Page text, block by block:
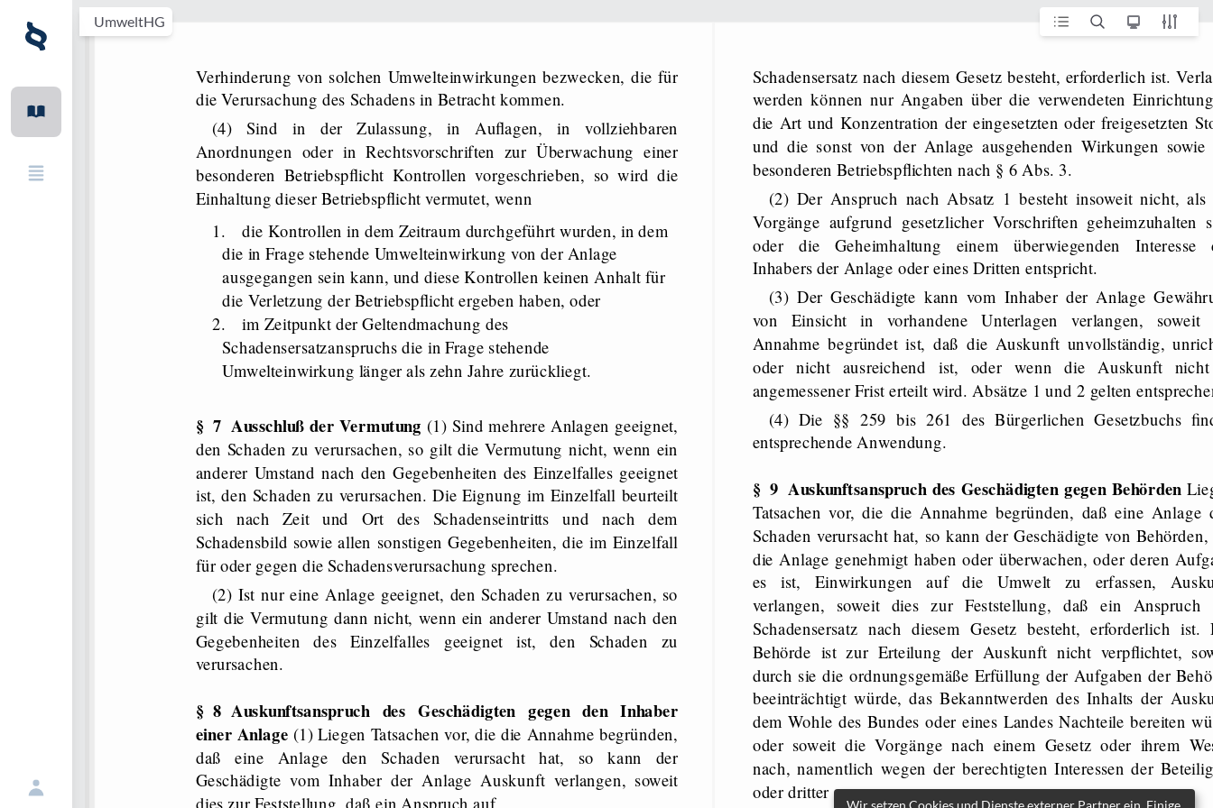
UmweltHG
Verhinderung von solchen Umwelteinwirkungen bezwecken, die für
die Verursachung des Schadens in Betracht kommen.
(4) Sind in der Zulassung, in Auflagen, in vollziehbaren
Anordnungen oder in Rechtsvorschriften zur Überwachung einer
besonderen Betriebspflicht Kontrollen vorgeschrieben, so wird die
Einhaltung dieser Betriebspflicht vermutet, wenn
1.
die Kontrollen in dem Zeitraum durchgeführt wurden, in dem
die in Frage stehende Umwelteinwirkung von der Anlage
ausgegangen sein kann, und diese Kontrollen keinen Anhalt für
die Verletzung der Betriebspflicht ergeben haben, oder
2. im Zeitpunkt der Geltendmachung des
Schadensersatzanspruchs die in Frage stehende
Umwelteinwirkung länger als zehn Jahre zurückliegt.
§ 7 Ausschluß der Vermutung (1) Sind mehrere Anlagen geeignet,
den Schaden zu verursachen, so gilt die Vermutung nicht, wenn ein
anderer Umstand nach den Gegebenheiten des Einzelfalles geeignet
ist, den Schaden zu verursachen. Die Eignung im Einzelfall beurteilt
sich nach Zeit und Ort des Schadenseintritts und nach dem
Schadensbild sowie allen sonstigen Gegebenheiten, die im Einzelfall
für oder gegen die Schadensverursachung sprechen.
(2) Ist nur eine Anlage geeignet, den Schaden zu verursachen, so
gilt die Vermutung dann nicht, wenn ein anderer Umstand nach den
Gegebenheiten des Einzelfalles geeignet ist, den Schaden zu
verursachen.
§ 8 Auskunftsanspruch des Geschädigten gegen den Inhaber
einer Anlage (1) Liegen Tatsachen vor, die die Annahme begründen,
daß eine Anlage den Schaden verursacht hat, so kann der
Geschädigte vom Inhaber der Anlage Auskunft verlangen, soweit
dies zur Feststellung, daß ein Anspruch auf
Schadensersatz nach diesem Gesetz besteht, erforderlich ist. Verlangt
werden können nur Angaben über die verwendeten
die Art und Konzentration der eingesetzten oder freigesetzten
und die sonst von der Anlage ausgehenden Wirkungen sowie
besonderen Betriebspflichten nach § 6 Abs. 3.
(2) Der Anspruch nach Absatz 1 besteht insoweit nicht, als die
Vorgänge aufgrund gesetzlicher Vorschriften geheimzuhalten
oder die Geheimhaltung einem überwiegenden Interesse
Inhabers der Anlage oder eines Dritten entspricht.
(3) Der Geschädigte kann vom Inhaber der Anlage Gewährung
von Einsicht in vorhandene Unterlagen verlangen, soweit
Annahme begründet ist, daß die Auskunft unvollständig,
oder nicht ausreichend ist, oder wenn die Auskunft
angemessener Frist erteilt wird. Absätze 1 und 2 gelten
(4) Die §§ 259 bis 261 des Bürgerlichen Gesetzbuchs finden
entsprechende Anwendung.
§ 9 Auskunftsanspruch des Geschädigten gegen Behörden
Tatsachen vor, die die Annahme begründen, daß eine Anlage
Schaden verursacht hat, so kann der Geschädigte von
die Anlage genehmigt haben oder überwachen, oder deren
es ist, Einwirkungen auf die Umwelt zu erfassen,
verlangen, soweit dies zur Feststellung, daß ein Anspruch
Schadensersatz nach diesem Gesetz besteht, erforderlich ist.
Behörde ist zur Erteilung der Auskunft nicht verpflichtet,
durch sie die ordnungsgemäße Erfüllung der Aufgaben der
beeinträchtigt würde, das Bekanntwerden des Inhalts der
dem Wohle des Bundes oder eines Landes Nachteile bereiten
oder soweit die Vorgänge nach einem Gesetz oder ihrem
nach, namentlich wegen der berechtigten Interessen der
oder dritter
Wir setzen Cookies und Dienste externer Partner ein. Einige